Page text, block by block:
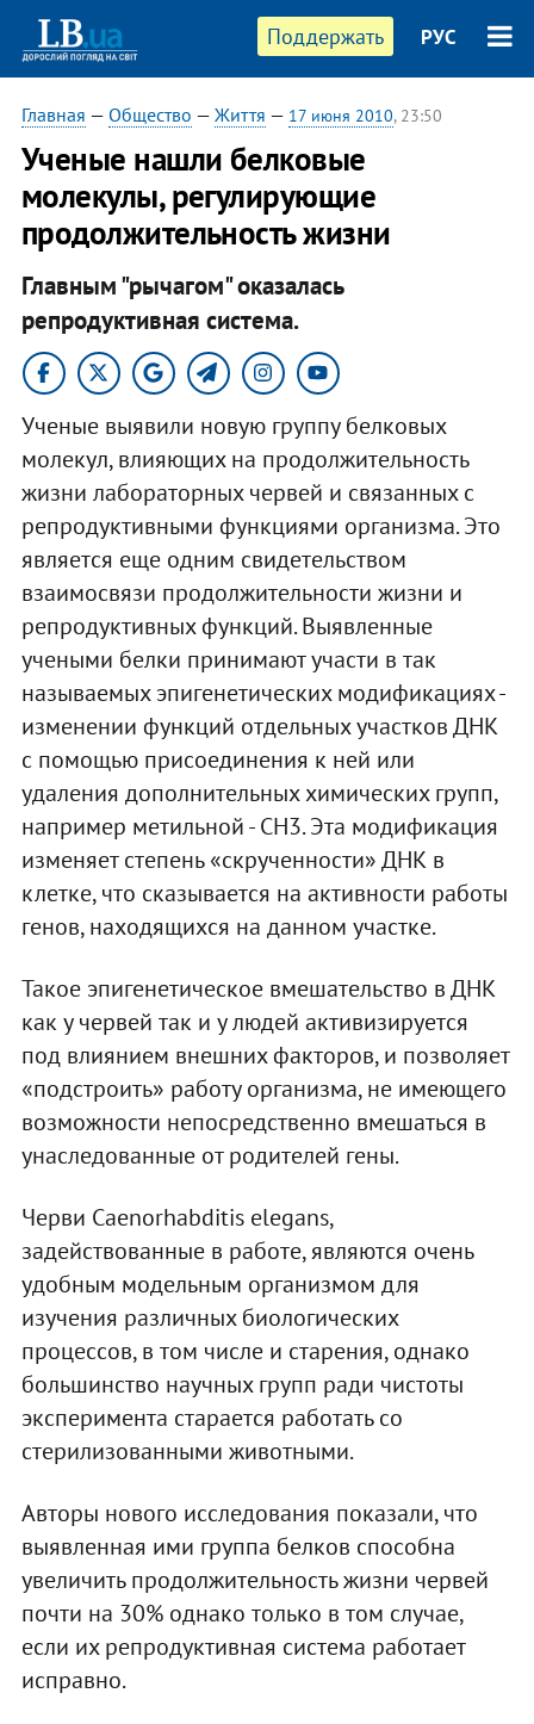
Поддержать РУС
Главная — Общество — Життя — 17 июня 2010, 23:50
Ученые нашли белковые
молекулы, регулирующие
продолжительность жизни
Главным "рычагом" оказалась
репродуктивная система.
Ученые выявили новую группу белковых
молекул, влияющих на продолжительность
жизни лабораторных червей и связанных с
репродуктивными функциями организма. Это
является еще одним свидетельством
взаимосвязи продолжительности жизни и
репродуктивных функций. Выявленные
учеными белки принимают участи в так
называемых эпигенетических модификациях -
изменении функций отдельных участков ДНК
с помощью присоединения к ней или
удаления дополнительных химических групп,
например метильной - СН3. Эта модификация
изменяет степень «скрученности» ДНК в
клетке, что сказывается на активности работы
генов, находящихся на данном участке.
Такое эпигенетическое вмешательство в ДНК
как у червей так и у людей активизируется
под влиянием внешних факторов, и позволяет
«подстроить» работу организма, не имеющего
возможности непосредственно вмешаться в
унаследованные от родителей гены.
Черви Caenorhabditis elegans,
задействованные в работе, являются очень
удобным модельным организмом для
изучения различных биологических
процессов, в том числе и старения, однако
большинство научных групп ради чистоты
эксперимента старается работать со
стерилизованными животными.
Авторы нового исследования показали, что
выявленная ими группа белков способна
увеличить продолжительность жизни червей
почти на 30% однако только в том случае,
если их репродуктивная система работает
исправно.